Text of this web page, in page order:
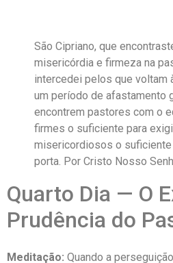
São Cipriano, que
misericórdia e firmeza na
intercedei pelos que voltam
um período de afastamento
encontrem pastores com o
firmes o suficiente para
misericordiosos o suficiente
porta. Por Cristo Nosso
Quarto Dia — O
Prudência do
Meditação: Quando a